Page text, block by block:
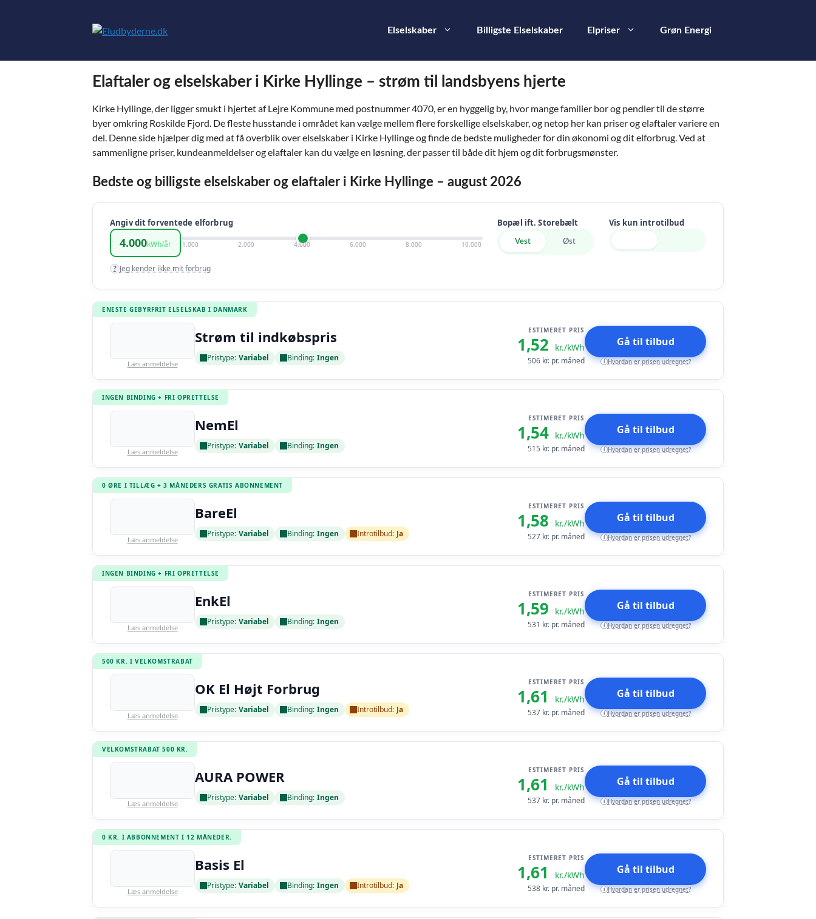
Elselskaber Billigste Elselskaber Elpriser Grøn Energi
Elaftaler og elselskaber i Kirke Hyllinge – strøm til landsbyens hjerte
Kirke Hyllinge, der ligger smukt i hjertet af Lejre Kommune med postnummer 4070, er en hyggelig by, hvor mange familier bor og pendler til de større
byer omkring Roskilde Fjord. De fleste husstande i området kan vælge mellem flere forskellige elselskaber, og netop her kan priser og elaftaler variere en
del. Denne side hjælper dig med at få overblik over elselskaber i Kirke Hyllinge og finde de bedste muligheder for din økonomi og dit elforbrug. Ved at
sammenligne priser, kundeanmeldelser og elaftaler kan du vælge en løsning, der passer til både dit hjem og dit forbrugsmønster.
Bedste og billigste elselskaber og elaftaler i Kirke Hyllinge – august 2026
Angiv dit forventede elforbrug
4.000kWh/år 1.000 2.000 4.000 6.000 8.000 10.000
? Jeg kender ikke mit forbrug
Bopæl ift. Storebælt
Vest Øst
Vis kun introtilbud
ENESTE GEBYRFRIT ELSELSKAB I DANMARK
Læs anmeldelse
Strøm til indkøbspris
Pristype: Variabel Binding: Ingen
ESTIMERET PRIS
1,52 kr./kWh
506 kr. pr. måned
Gå til tilbud
i Hvordan er prisen udregnet?
INGEN BINDING + FRI OPRETTELSE
Læs anmeldelse
NemEl
Pristype: Variabel Binding: Ingen
ESTIMERET PRIS
1,54 kr./kWh
515 kr. pr. måned
Gå til tilbud
i Hvordan er prisen udregnet?
0 ØRE I TILLÆG + 3 MÅNEDERS GRATIS ABONNEMENT
Læs anmeldelse
BareEl
Pristype: Variabel Binding: Ingen Introtilbud: Ja
ESTIMERET PRIS
1,58 kr./kWh
527 kr. pr. måned
Gå til tilbud
i Hvordan er prisen udregnet?
INGEN BINDING + FRI OPRETTELSE
Læs anmeldelse
EnkEl
Pristype: Variabel Binding: Ingen
ESTIMERET PRIS
1,59 kr./kWh
531 kr. pr. måned
Gå til tilbud
i Hvordan er prisen udregnet?
500 KR. I VELKOMSTRABAT
Læs anmeldelse
OK El Højt Forbrug
Pristype: Variabel Binding: Ingen Introtilbud: Ja
ESTIMERET PRIS
1,61 kr./kWh
537 kr. pr. måned
Gå til tilbud
i Hvordan er prisen udregnet?
VELKOMSTRABAT 500 KR.
Læs anmeldelse
AURA POWER
Pristype: Variabel Binding: Ingen
ESTIMERET PRIS
1,61 kr./kWh
537 kr. pr. måned
Gå til tilbud
i Hvordan er prisen udregnet?
0 KR. I ABBONNEMENT I 12 MÅNEDER.
Læs anmeldelse
Basis El
Pristype: Variabel Binding: Ingen Introtilbud: Ja
ESTIMERET PRIS
1,61 kr./kWh
538 kr. pr. måned
Gå til tilbud
i Hvordan er prisen udregnet?